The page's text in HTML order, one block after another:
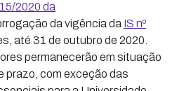
2020 da
da vigência da IS nº
até 31 de outubro de 2020.
permanecerão em situação
prazo, com exceção das